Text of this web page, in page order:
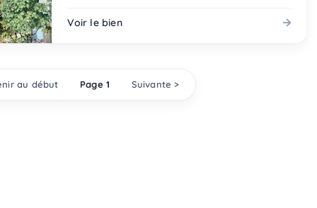
Voir le bien
au début Page 1 Suivante >